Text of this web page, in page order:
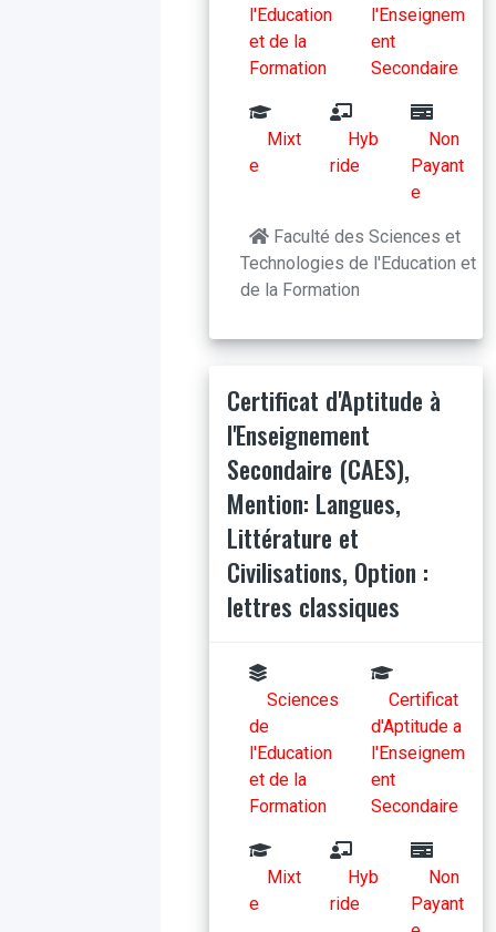
l'Education
et de la
Formation
l'Enseignem
ent
Secondaire
Mixt
e
Hyb
ride
Non
Payant
e
Faculté des Sciences et
Technologies de l'Education et
de la Formation
Certificat d'Aptitude à
l'Enseignement
Secondaire (CAES),
Mention: Langues,
Littérature et
Civilisations, Option :
lettres classiques
Sciences
de
l'Education
et de la
Formation
Certificat
d'Aptitude a
l'Enseignem
ent
Secondaire
Mixt
e
Hyb
ride
Non
Payant